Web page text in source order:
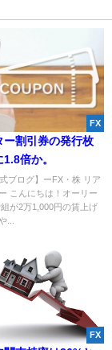
FX
ー割引券の発行枚
倍か。
ブログ】ーFX・株 リア
こんにちは！オーリー
が2万1,000円の賃上げ
...
FX